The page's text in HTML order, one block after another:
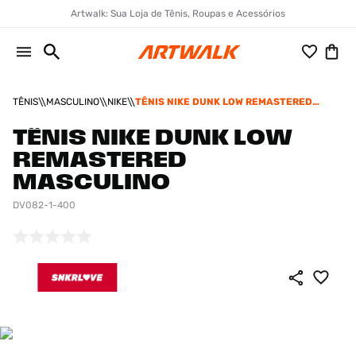
Artwalk: Sua Loja de Tênis, Roupas e Acessórios
TÊNIS MASCULINO NIKE
TÊNIS NIKE DUNK LOW REMASTERED
TÊNIS NIKE DUNK LOW
REMASTERED
MASCULINO
DV082-1-400